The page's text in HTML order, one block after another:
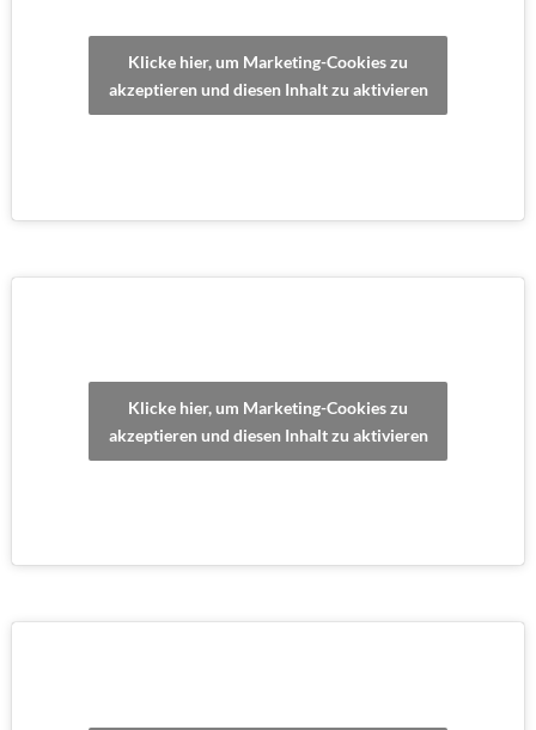
Klicke hier, um Marketing-Cookies zu
akzeptieren und diesen Inhalt zu aktivieren
Klicke hier, um Marketing-Cookies zu
akzeptieren und diesen Inhalt zu aktivieren